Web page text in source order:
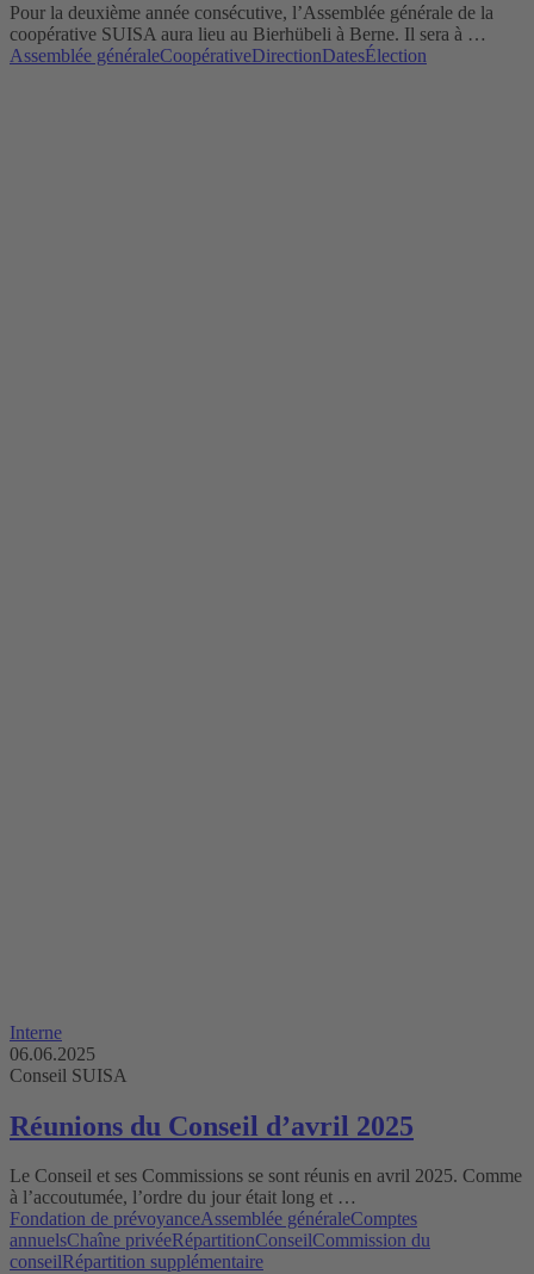
Pour la deuxième année consécutive, l’Assemblée générale de la
coopérative SUISA aura lieu au Bierhübeli à Berne. Il sera à …
Assemblée généraleCoopérativeDirectionDatesÉlection
Interne
06.06.2025
Conseil SUISA
Réunions du Conseil d’avril 2025
Le Conseil et ses Commissions se sont réunis en avril 2025. Comme
à l’accoutumée, l’ordre du jour était long et …
Fondation de prévoyanceAssemblée généraleComptes
annuelsChaîne privéeRépartitionConseilCommission du
conseilRépartition supplémentaire